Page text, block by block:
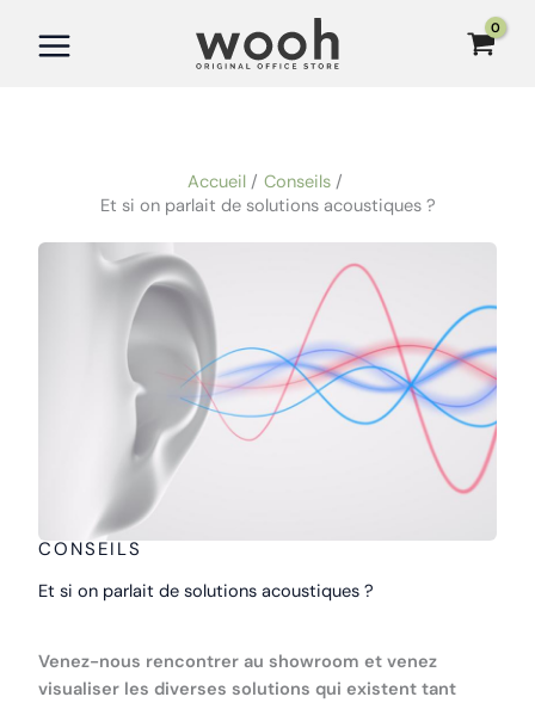
Accueil
Conseils
Et si on parlait de solutions acoustiques ?
CONSEILS
Et si on parlait de solutions acoustiques ?
Venez-nous rencontrer au showroom et venez
visualiser les diverses solutions qui existent tant